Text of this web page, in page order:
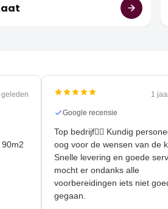
geleden
90m2
Google recensie
Top bedrijf👍🏻 Kundig
oog voor de wensen van
Snelle levering en goede
mocht er ondanks alle
voorbereidingen iets niet
gegaan.